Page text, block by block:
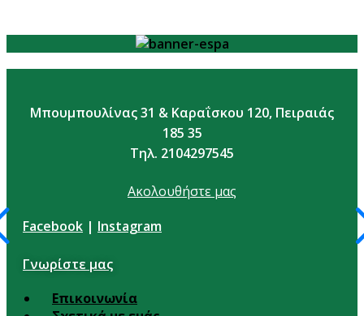
Μπουμπουλίνας 31 & Καραΐσκου 120, Πειραιάς
185 35
Τηλ. 2104297545
Ακολουθήστε μας
Facebook | Instagram
Γνωρίστε μας
Επικοινωνία